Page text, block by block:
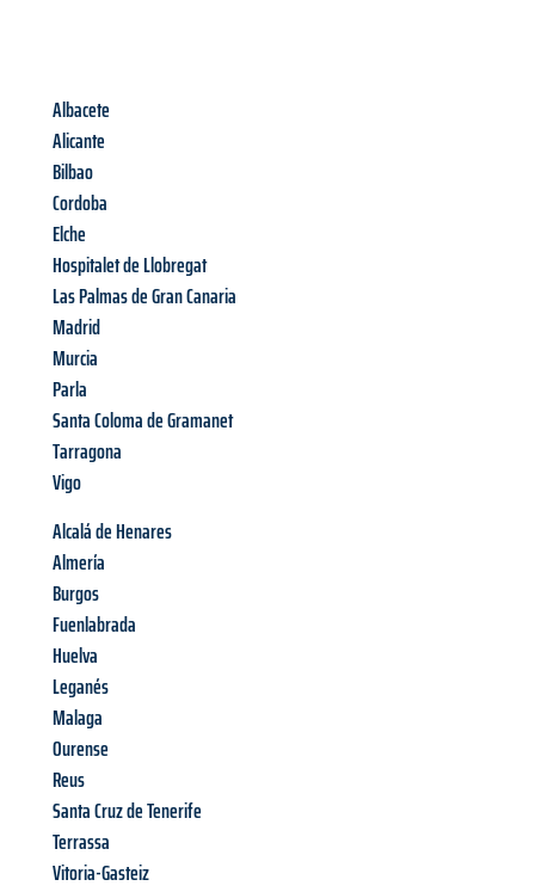
Albacete
Alicante
Bilbao
Cordoba
Elche
Hospitalet de Llobregat
Las Palmas de Gran Canaria
Madrid
Murcia
Parla
Santa Coloma de Gramanet
Tarragona
Vigo
Alcalá de Henares
Almería
Burgos
Fuenlabrada
Huelva
Leganés
Malaga
Ourense
Reus
Santa Cruz de Tenerife
Terrassa
Vitoria-Gasteiz